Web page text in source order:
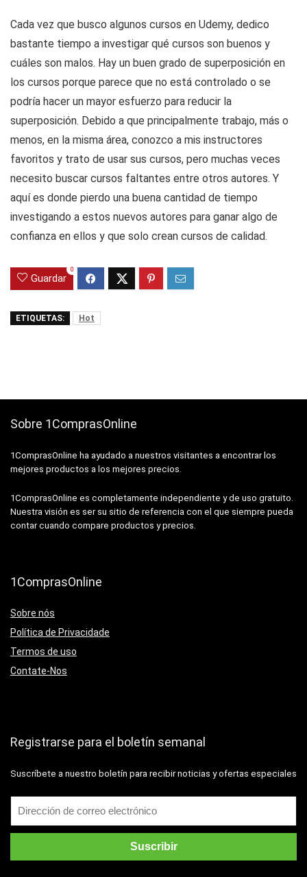
Cada vez que busco algunos cursos en Udemy, dedico
bastante tiempo a investigar qué cursos son buenos y
cuáles son malos. Hay un buen grado de superposición en
los cursos porque parece que no está controlado o se
podría hacer un mayor esfuerzo para reducir la
superposición. Debido a que principalmente trabajo, más o
menos, en la misma área, conozco a mis instructores
favoritos y trato de usar sus cursos, pero muchas veces
necesito buscar cursos faltantes entre otros autores. Y
aquí es donde pierdo una buena cantidad de tiempo
investigando a estos nuevos autores para ganar algo de
confianza en ellos y que solo crean cursos de calidad.
Guardar
0
ETIQUETAS: Hot
Sobre 1ComprasOnline
1ComprasOnline ha ayudado a nuestros visitantes a encontrar los
mejores productos a los mejores precios.
1ComprasOnline es completamente independiente y de uso gratuito.
Nuestra visión es ser su sitio de referencia con el que siempre pueda
contar cuando compare productos y precios.
1ComprasOnline
Sobre nós
Política de Privacidade
Termos de uso
Contate-Nos
Registrarse para el boletín semanal
Suscríbete a nuestro boletín para recibir noticias y ofertas especiales